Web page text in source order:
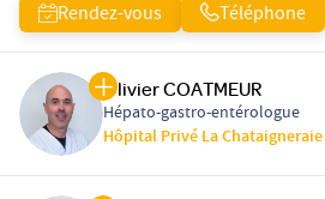
Rendez-vous Téléphone
Olivier COATMEUR
Hépato-gastro-entérologue
Hôpital Privé La